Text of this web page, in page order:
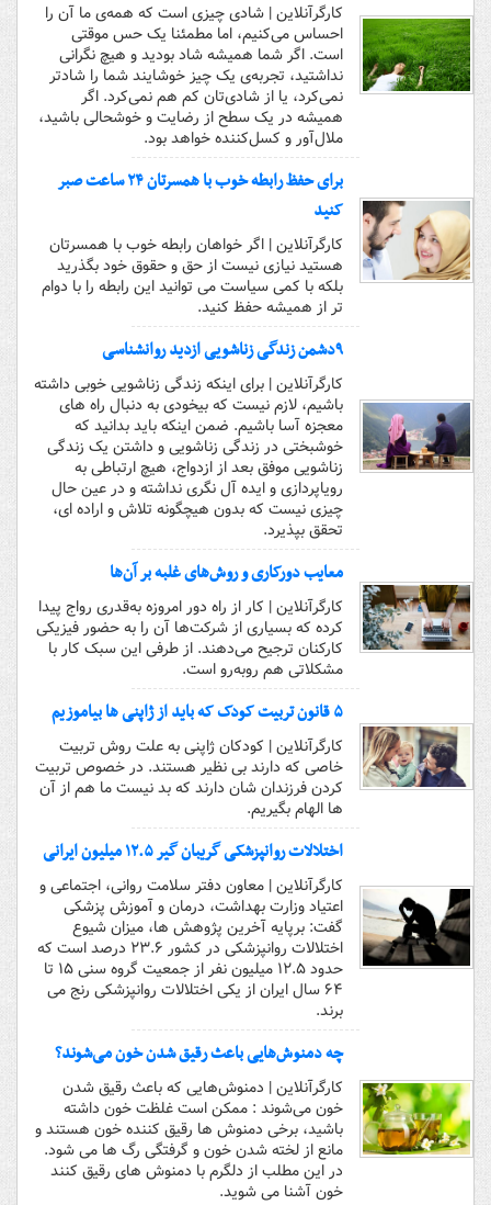
کارگرآنلاین | شادی چیزی است که همه‌ی ما آن را
احساس می‌کنیم، اما مطمئنا یک حس موقتی
است. اگر شما همیشه شاد بودید و هیچ نگرانی
نداشتید، تجربه‌ی یک چیز خوشایند شما را شادتر
نمی‌کرد، یا از شادی‌تان کم هم نمی‌کرد. اگر
همیشه در یک سطح از رضایت و خوشحالی باشید،
ملال‌آور و کسل‌کننده خواهد بود.
برای حفظ رابطه خوب با همسرتان ۲۴ ساعت صبر
کنید
کارگرآنلاین | اگر خواهان رابطه خوب با همسرتان
هستید نیازی نیست از حق و حقوق خود بگذرید
بلکه با کمی سیاست می توانید این رابطه را با دوام
تر از همیشه حفظ کنید.
۹دشمن زندگی زناشویی ازدید روانشناسی
کارگرآنلاین | برای اینکه زندگی زناشویی خوبی داشته
باشیم، لازم نیست که بیخودی به دنبال راه های
معجزه آسا باشیم. ضمن اینکه باید بدانید که
خوشبختی در زندگی زناشویی و داشتن یک زندگی
زناشویی موفق بعد از ازدواج، هیچ ارتباطی به
رویاپردازی و ایده آل نگری نداشته و در عین حال
چیزی نیست که بدون هیچگونه تلاش و اراده ای،
تحقق بپذیرد.
معایب دورکاری و روش‌های غلبه بر آن‌ها
کارگرآنلاین | کار از راه دور امروزه به‌قدری رواج پیدا
کرده که بسیاری از شرکت‌ها آن را به حضور فیزیکی
کارکنان ترجیح می‌دهند. از طرفی این سبک کار با
مشکلاتی هم روبه‌رو است.
۵ قانون تربیت کودک که باید از ژاپنی ها بیاموزیم
کارگرآنلاین | کودکان ژاپنی به علت روش تربیت
خاصی که دارند بی نظیر هستند. در خصوص تربیت
کردن فرزندان شان دارند که بد نیست ما هم از آن
ها الهام بگیریم.
اختلالات روانپزشکی گریبان گیر ۱۲.۵ میلیون ایرانی
کارگرآنلاین | معاون دفتر سلامت روانی، اجتماعی و
اعتیاد وزارت بهداشت، درمان و آموزش پزشکی
گفت: برپایه آخرین پژوهش ها، میزان شیوع
اختلالات روانپزشکی در کشور ۲۳.۶ درصد است که
حدود ۱۲.۵ میلیون نفر از جمعیت گروه سنی ۱۵ تا
۶۴ سال ایران از یکی اختلالات روانپزشکی رنج می
برند.
چه دمنوش‌هایی باعث رقیق شدن خون می‌شوند؟
کارگرآنلاین | دمنوش‌هایی که باعث رقیق شدن
خون می‌شوند : ممکن است غلظت خون داشته
باشید، برخی دمنوش ها رقیق کننده خون هستند و
مانع از لخته شدن خون و گرفتگی رگ ها می شود.
در این مطلب از دلگرم با دمنوش های رقیق کنند
خون آشنا می شوید.